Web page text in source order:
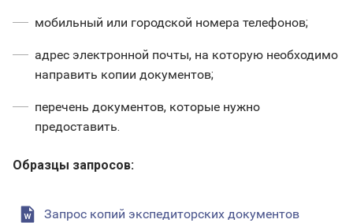
мобильный или городской номера телефонов;
адрес электронной почты, на которую необходимо
направить копии документов;
перечень документов, которые нужно
предоставить.
Образцы запросов:
Запрос копий экспедиторских документов